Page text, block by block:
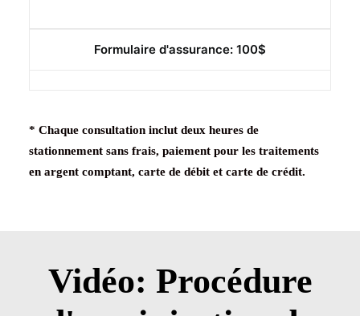
Formulaire d'assurance: 100$
* Chaque consultation inclut deux heures de
stationnement sans frais, paiement pour les traitements
en argent comptant, carte de débit et carte de crédit.
Vidéo: Procédure